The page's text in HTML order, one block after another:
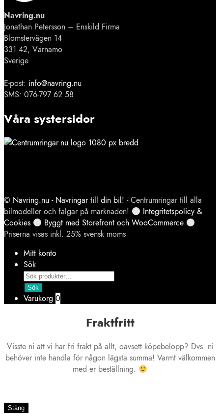
Navring.nu
Jonathan Petersson – Enskild Firma
Blomstervägen 14
331 42, Värnamo
Sverige
E-post: info@navring.nu
SMS: 076-797 62 58
Våra systersidor
© Navring.nu - Navringar till din bil! - Centrumringar till alla
bilmodeller och fälgar på marknaden!
Integritetspolicy &
Cookies
Byggt med Storefront och WooCommerce
Priserna visas inkl. 25% svensk moms
Mitt konto
Sök
Products
search
Sök
Varukorg 0
Fraktfritt
Visste ni att vi har fri frakt på allt, oavsett köpebelopp? Dvs. ni
behöver inte handla för någon lägsta summa! Varmt välkommen
med er beställning.
Stäng